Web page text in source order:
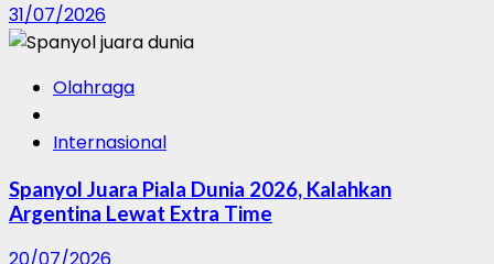
31/07/2026
Olahraga
Internasional
Spanyol Juara Piala Dunia 2026, Kalahkan
Argentina Lewat Extra Time